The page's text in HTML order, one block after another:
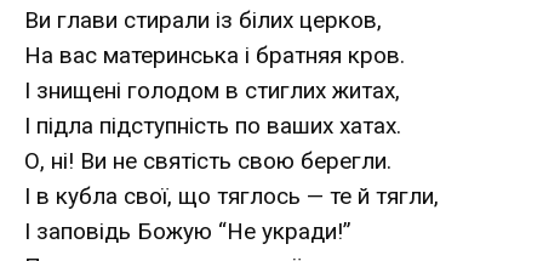
Ви глави стирали із білих церков,
На вас материнська і братняя кров.
І знищені голодом в стиглих житах,
І підла підступність по ваших хатах.
О, ні! Ви не святість свою берегли.
І в кубла свої, що тяглось — те й тягли,
І заповідь Божую “Не укради!”